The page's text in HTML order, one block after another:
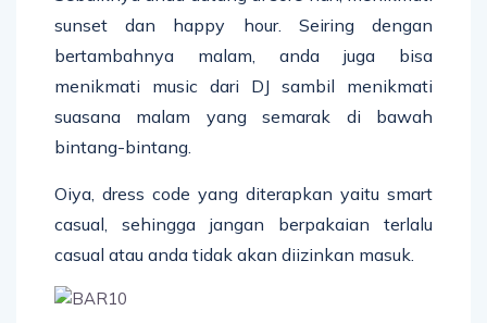
sunset dan happy hour. Seiring dengan
bertambahnya malam, anda juga bisa
menikmati music dari DJ sambil menikmati
suasana malam yang semarak di bawah
bintang-bintang.
Oiya, dress code yang diterapkan yaitu smart
casual, sehingga jangan berpakaian terlalu
casual atau anda tidak akan diizinkan masuk.